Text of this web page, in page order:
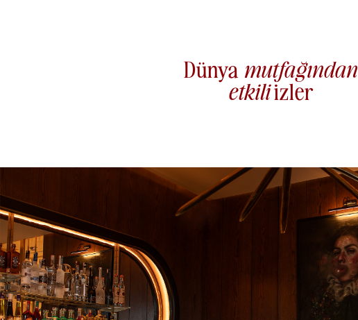
Dünya mutfağından
etkiliizler